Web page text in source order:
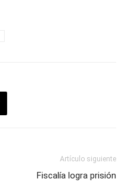
Artículo siguiente
Fiscalía logra prisión